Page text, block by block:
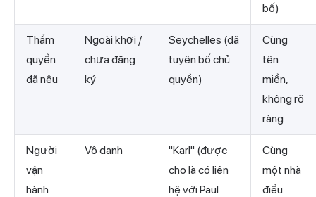
bố)
Thẩm
quyền
đã nêu
Ngoài khơi /
chưa đăng
ký
Seychelles (đã
tuyên bố chủ
quyền)
Cùng
tên
miền,
không rõ
ràng
Người
vận
hành
Vô danh
"Karl" (được
cho là có liên
hệ với Paul
Cùng
một nhà
điều